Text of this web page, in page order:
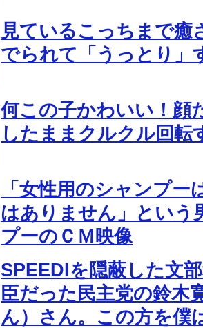
見ているこっちまで癒
でられて「うっとり」
何この子かわいい！顔
したままクルクル回転
「女性用のシャンプー
はありません」という
プーのＣＭ映像
SPEEDIを隠蔽した文
臣だった民主党の鈴木
ん）さん。この方を僕